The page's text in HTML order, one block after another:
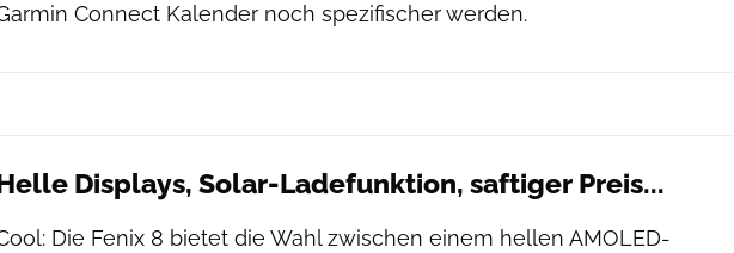
Connect Kalender noch spezifischer werden.
Displays, Solar-Ladefunktion, saftiger Preis...
Die Fenix 8 bietet die Wahl zwischen einem hellen AMOLED-